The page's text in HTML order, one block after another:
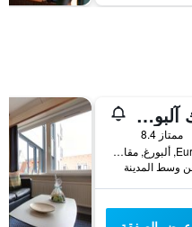
سكانديك آلبورغ سيتي
ممتاز 8.4
Europa Plads 1, ألبورغ, مقاطعة شمال غوتلاند, الدانمارك